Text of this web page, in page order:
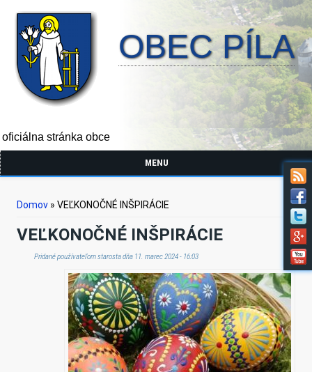
OBEC PÍLA
oficiálna stránka obce
MENU
Nachádzate sa tu
Domov » VEĽKONOČNÉ INŠPIRÁCIE
VEĽKONOČNÉ INŠPIRÁCIE
Pridané používateľomstarostadňa 11. marec 2024 - 16:03